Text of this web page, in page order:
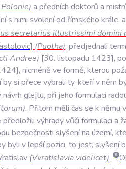
Polonie) a předních doktorů a
s nimi svoleníod římského krále, a
secretarius illustrissimidomini
(Puotha), předjednali
Andree) 30. listopadu 1423 ,
, nicméně ve formě, kterou
bysi přece vybrali ty, kteřívněm
návrh glejtu, při jeho formulaci
). Přitom měli čas se k němu
předložili výhradyvůči formulaci a
bezpečnosti slyšenína území,
byli vlepšípozici, to jest, slyšení
(Vvratislavia videlicet),